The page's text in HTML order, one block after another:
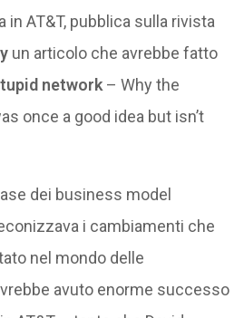
in AT&T, pubblica sulla rivista
un articolo che avrebbe fatto
network– Why the
once a good idea but isn’t
dei business model
i cambiamenti che
nel mondo delle
avuto enorme successo